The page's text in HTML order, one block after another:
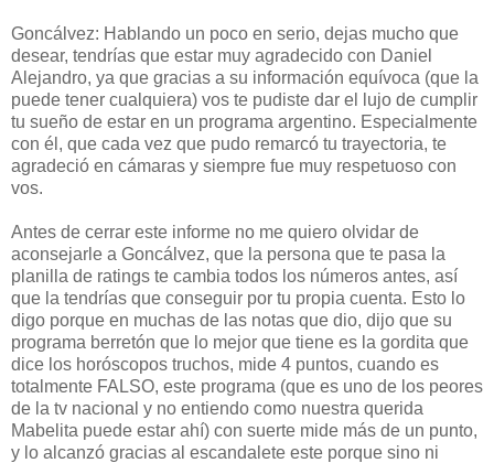
Goncálvez: Hablando un poco en serio, dejas mucho que
desear, tendrías que estar muy agradecido con Daniel
Alejandro, ya que gracias a su información equívoca (que la
puede tener cualquiera) vos te pudiste dar el lujo de cumplir
tu sueño de estar en un programa argentino. Especialmente
con él, que cada vez que pudo remarcó tu trayectoria, te
agradeció en cámaras y siempre fue muy respetuoso con
vos.
Antes de cerrar este informe no me quiero olvidar de
aconsejarle a Goncálvez, que la persona que te pasa la
planilla de ratings te cambia todos los números antes, así
que la tendrías que conseguir por tu propia cuenta. Esto lo
digo porque en muchas de las notas que dio, dijo que su
programa berretón que lo mejor que tiene es la gordita que
dice los horóscopos truchos, mide 4 puntos, cuando es
totalmente FALSO, este programa (que es uno de los peores
de la tv nacional y no entiendo como nuestra querida
Mabelita puede estar ahí) con suerte mide más de un punto,
y lo alcanzó gracias al escandalete este porque sino ni